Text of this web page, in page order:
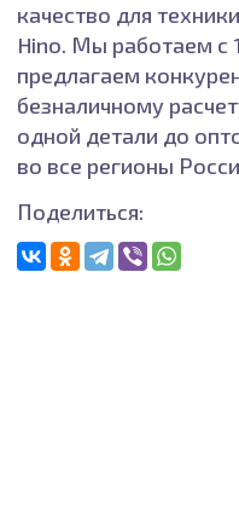
качество для
Hino. Мы работаем с
предлагаем
безналичному
одной детали до
во все регионы
Поделиться: